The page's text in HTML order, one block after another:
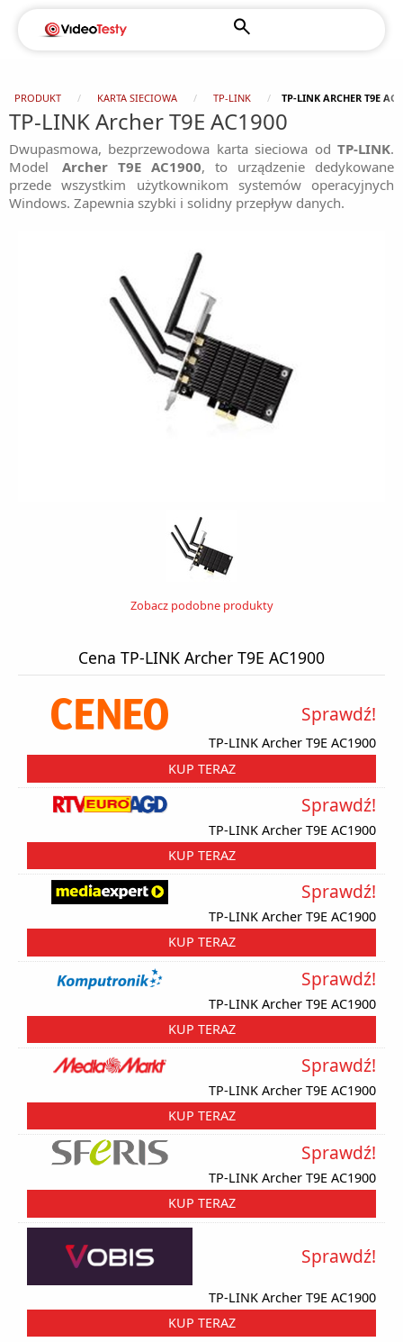
PRODUKT KARTA SIECIOWA TP-LINK TP-LINK ARCHER T9E
TP-LINK Archer T9E AC1900
Dwupasmowa, bezprzewodowa karta sieciowa od TP-LINK.
Model
Archer T9E AC1900, to urządzenie dedykowane
przede wszystkim użytkownikom systemów operacyjnych
Windows. Zapewnia szybki i solidny przepływ danych.
Zobacz podobne produkty
Cena TP-LINK Archer T9E AC1900
TP-LINK Archer T9E AC1900
Sprawdź!
KUP TERAZ
TP-LINK Archer T9E AC1900
Sprawdź!
KUP TERAZ
TP-LINK Archer T9E AC1900
Sprawdź!
KUP TERAZ
TP-LINK Archer T9E AC1900
Sprawdź!
KUP TERAZ
TP-LINK Archer T9E AC1900
Sprawdź!
KUP TERAZ
TP-LINK Archer T9E AC1900
Sprawdź!
KUP TERAZ
TP-LINK Archer T9E AC1900
Sprawdź!
KUP TERAZ